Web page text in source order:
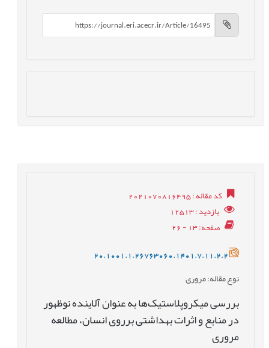
کد مقاله: 2021070816495
بازدید: 12513
صفحه: 13 - 26
20.1001.1.26763060.1401.7.11.2.2
نوع مقاله: مروری
بررسی میکروپلاستیک‌ها به عنوان آلاینده نوظهور
در منابع و اثرات بهداشتی برروی انسان، مطالعه
مروری